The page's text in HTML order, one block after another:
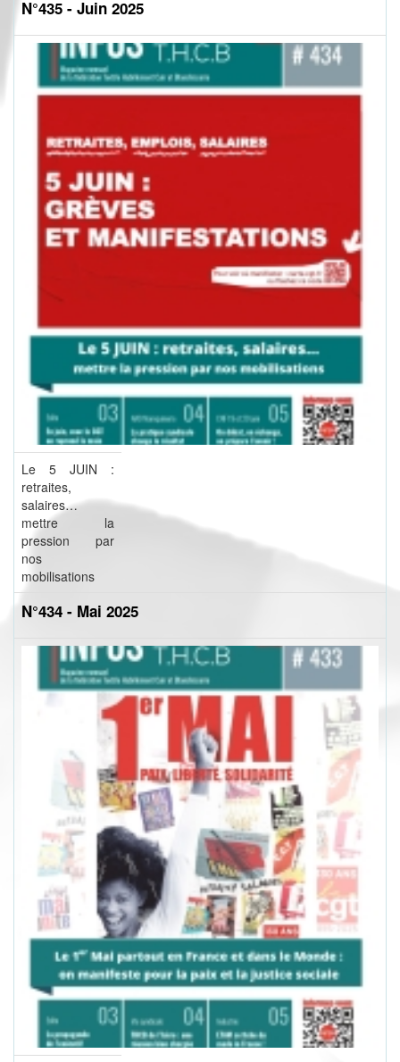
N°435 - Juin 2025
Le 5 JUIN :
retraites,
salaires…
mettre la
pression par
nos
mobilisations
N°434 - Mai 2025